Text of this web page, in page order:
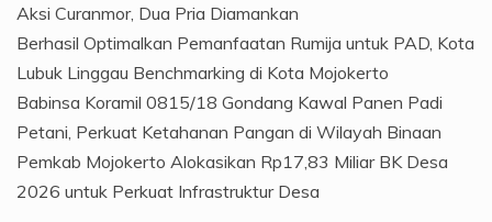
Aksi Curanmor, Dua Pria Diamankan
Berhasil Optimalkan Pemanfaatan Rumija untuk PAD, Kota
Lubuk Linggau Benchmarking di Kota Mojokerto
Babinsa Koramil 0815/18 Gondang Kawal Panen Padi
Petani, Perkuat Ketahanan Pangan di Wilayah Binaan
Pemkab Mojokerto Alokasikan Rp17,83 Miliar BK Desa
2026 untuk Perkuat Infrastruktur Desa